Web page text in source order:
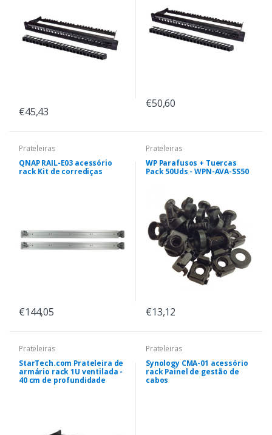
€45,43
€50,60
Prateleiras
QNAP RAIL-E03 acessório
rack Kit de corrediças
€144,05
Prateleiras
WP Parafusos + Tuercas
Pack 50Uds - WPN-AVA-SS50
€13,12
Prateleiras
StarTech.com Prateleira de
armário rack 1U ventilada -
40 cm de profundidade
Prateleiras
Synology CMA-01 acessório
rack Painel de gestão de
cabos